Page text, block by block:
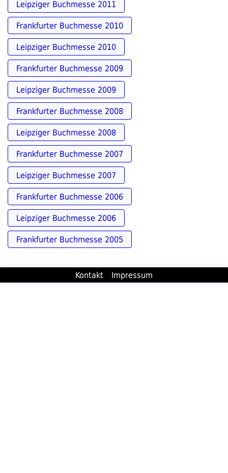
Leipziger Buchmesse 2011
Frankfurter Buchmesse 2010
Leipziger Buchmesse 2010
Frankfurter Buchmesse 2009
Leipziger Buchmesse 2009
Frankfurter Buchmesse 2008
Leipziger Buchmesse 2008
Frankfurter Buchmesse 2007
Leipziger Buchmesse 2007
Frankfurter Buchmesse 2006
Leipziger Buchmesse 2006
Frankfurter Buchmesse 2005
Kontakt Impressum